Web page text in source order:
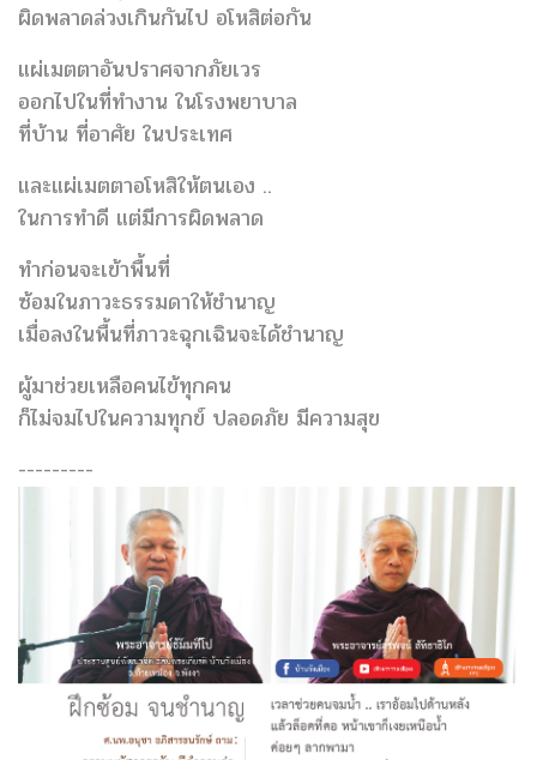
ผิดพลาดล่วงเกินกันไป​ อโหสิต่อกัน
แผ่เมตตาอันปราศจากภัยเวร
ออกไปในที่ทำงาน ​ในโรงพยาบาล
​ที่บ้าน ที่อาศัย ​ในประเทศ​
และแผ่เมตตา​อโหสิให้ตนเอง .. ​
ในการทำดี แต่มีการผิดพลาด
ทำก่อนจะเข้าพื้นที่
ซ้อมในภาวะธรรมดาให้ชำนาญ
เมื่อลงในพื้นที่ภาวะฉุกเฉิน​จะได้ชำนาญ
ผู้มาช่วยเหลือคนไข้ทุกคน
ก็ไม่จมไปในความทุกข์ ปลอดภัย มีความสุข
---------